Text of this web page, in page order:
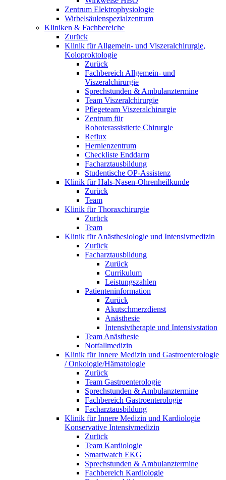
Zentrum Elektrophysiologie
Wirbelsäulenspezialzentrum
Kliniken & Fachbereiche
Zurück
Klinik für Allgemein- und Viszeralchirurgie,
Koloproktologie
Zurück
Fachbereich Allgemein- und
Viszeralchirurgie
Sprechstunden & Ambulanztermine
Team Viszeralchirurgie
Pflegeteam Viszeralchirurgie
Zentrum für
Roboterassistierte Chirurgie
Reflux
Hernienzentrum
Checkliste Enddarm
Facharztausbildung
Studentische OP-Assistenz
Klinik für Hals-Nasen-Ohrenheilkunde
Zurück
Team
Klinik für Thoraxchirurgie
Zurück
Team
Klinik für Anästhesiologie und Intensivmedizin
Zurück
Facharztausbildung
Zurück
Currikulum
Leistungszahlen
Patienteninformation
Zurück
Akutschmerzdienst
Anästhesie
Intensivtherapie und Intensivstation
Team Anästhesie
Notfallmedizin
Klinik für Innere Medizin und Gastroenterologie
/ Onkologie/Hämatologie
Zurück
Team Gastroenterologie
Sprechstunden & Ambulanztermine
Fachbereich Gastroenterologie
Facharztausbildung
Klinik für Innere Medizin und Kardiologie
Konservative Intensivmedizin
Zurück
Team Kardiologie
Smartwatch EKG
Sprechstunden & Ambulanztermine
Fachbereich Kardiologie